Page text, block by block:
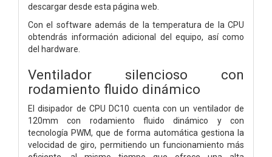
descargar desde esta página web.
Con el software además de la temperatura de la CPU
obtendrás información adicional del equipo, así como
del hardware.
Ventilador silencioso con
rodamiento fluido dinámico
El disipador de CPU DC10 cuenta con un ventilador de
120mm con rodamiento fluido dinámico y con
tecnología PWM, que de forma automática gestiona la
velocidad de giro, permitiendo un funcionamiento más